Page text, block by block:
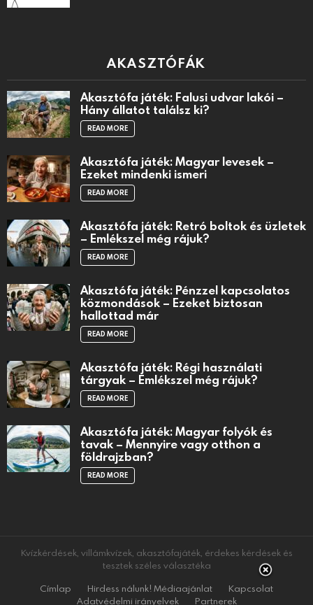
AKASZTÓFÁK
Akasztófa játék: Falusi udvar lakói –
Hány állatot találsz ki?
READ MORE
Akasztófa játék: Magyar levesek –
Ezeket mindenki ismeri
READ MORE
Akasztófa játék: Retró boltok és üzletek
– Emlékszel még rájuk?
READ MORE
Akasztófa játék: Pénzzel kapcsolatos
közmondások – Ezeket biztosan
hallottad már
READ MORE
Akasztófa játék: Régi használati
tárgyak – Emlékszel még rájuk?
READ MORE
Akasztófa játék: Magyar folyók és
tavak – Mennyire vagy otthon a
földrajzban?
READ MORE
Kvízkérdések, villámkvízek, akasztófajáték, érdekes kérdések és
tesztek széles választéka
Címlap
Hirdess nálunk! Médiaajánlat
Kapcsolat
Adatvédelmi irányelvek
Partnerek